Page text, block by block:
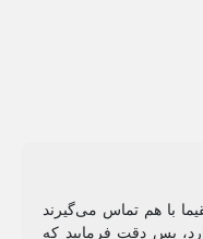
با هم تماس می‌گیرند
پس دقت فرمایید که